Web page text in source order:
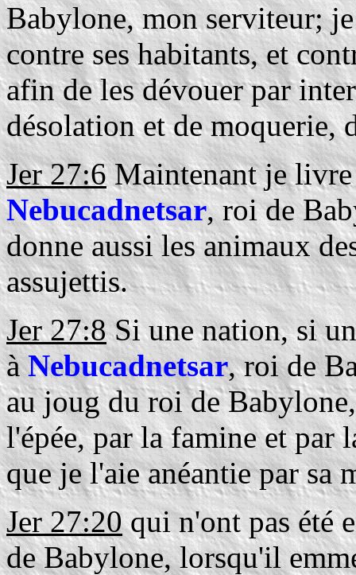
Babylone, mon serviteur;
contre ses habitants, et
afin de les dévouer par
désolation et de moquerie,
Jer 27:6Maintenant je livre
Nebucadnetsar, roi de
donne aussi les animaux
assujettis.
Jer 27:8Si une nation, si
àNebucadnetsar, roi de
au joug du roi de
l'épée, par la famine et par
que je l'aie anéantie par sa
Jer 27:20qui n'ont pas été
de Babylone, lorsqu'il